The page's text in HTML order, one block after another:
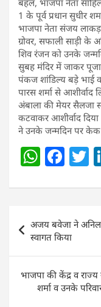
1 के पूर्व प्रधान सुधीर
भाजपा नेता संजय
ग्रोवर, सफाली साड़ी के
शिव रंजन को उनके
सुबह मंदिर में जाकर
पंकज शांडिल्य बड़े भाई
पारस शर्मा से
अंबाला की मेयर सैलजा
कटवाकर आशीर्वाद
ने उनके जन्मदिन पर केक
W
at
s
A
p
p
F
c
e
b
o
o
k
T
navigation
अजय बवेजा ने अनिल
स्वागत किया
भाजपा की केंद्र व
शर्मा व उनके